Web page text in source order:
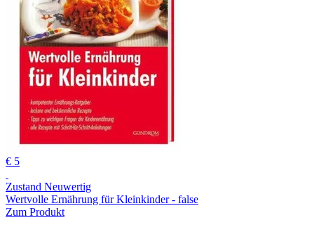
€ 5
Zustand Neuwertig
Wertvolle Ernährung für Kleinkinder - false
Zum Produkt